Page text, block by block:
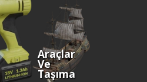
Araçlar
Ve
Taşıma